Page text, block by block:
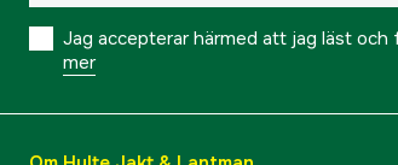
Jag accepterar härmed att jag läst
mer